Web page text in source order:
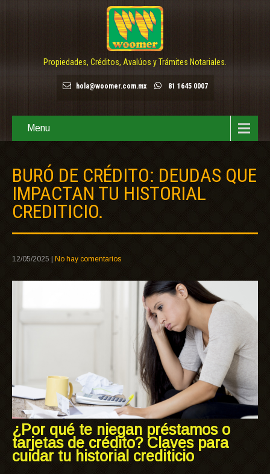
Propiedades, Créditos, Avalúos y Trámites Notariales.
hola@woomer.com.mx 81 1645 0007
Menu
BURÓ DE CRÉDITO: DEUDAS QUE
IMPACTAN TU HISTORIAL
CREDITICIO.
12/05/2025 No hay comentarios
¿Por qué te niegan préstamos o
tarjetas de crédito? Claves para
cuidar tu historial crediticio